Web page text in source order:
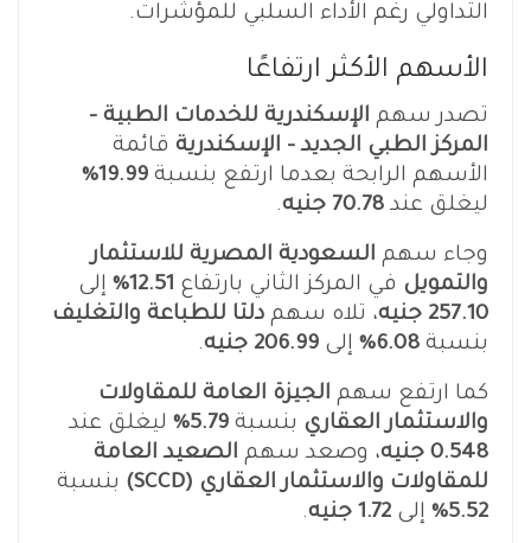
التداولي رغم الأداء السلبي للمؤشرات.
الأسهم الأكثر ارتفاعًا
تصدر سهم الإسكندرية للخدمات الطبية –
المركز الطبي الجديد – الإسكندرية قائمة
الأسهم الرابحة بعدما ارتفع بنسبة 19.99%
ليغلق عند 70.78 جنيه .
وجاء سهم السعودية المصرية للاستثمار
والتمويل في المركز الثاني بارتفاع 12.51%
إلى
257.10 جنيه
، تلاه سهم دلتا للطباعة والتغليف
بنسبة 6.08% إلى 206.99 جنيه .
كما ارتفع سهم الجيزة العامة للمقاولات
والاستثمار العقاري بنسبة 5.79%
ليغلق عند
0.548 جنيه
، وصعد سهم الصعيد العامة
للمقاولات والاستثمار العقاري (SCCD)
بنسبة
5.52%
إلى 1.72 جنيه .